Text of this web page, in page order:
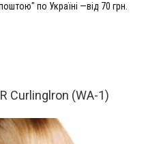
по Україні —від 70 грн.
Curlinglron (WA-1)